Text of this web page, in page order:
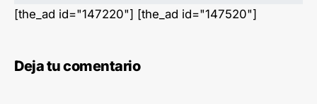
[the_ad id="147220"] [the_ad id="147520"]
Deja tu comentario